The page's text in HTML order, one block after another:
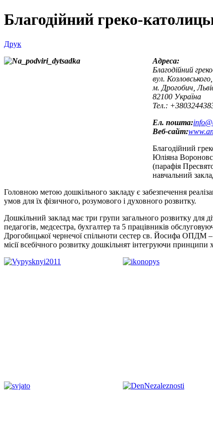
Благодійний греко-
Друк
Адреса:
Благодійний
вул.
м. Дрогобич,
82100 Україна
Тел.:
Ел. пошта:
Веб-сайт:
Благодійний
Юліяна
(парафія
навчальний
Головною метою дошкільного закладу є забезпечення
умов для їх фізичного, розумового і духовного розвитку.
Дошкільний заклад має три групи загального розвитку
педагогів, медсестра, бухгалтер та 5 працівників
Дрогобицької чернечої спільноти сестер св. Йосифа ОПДМ
місії всебічного розвитку дошкільнят інтегруючи принципи